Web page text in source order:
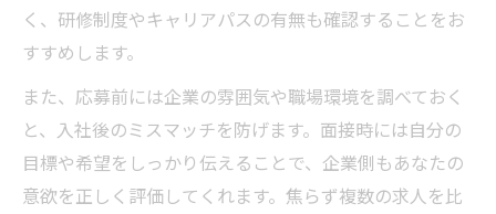
く、研修制度やキャリアパスの有無も確認することをお
すすめします。
また、応募前には企業の雰囲気や職場環境を調べておく
と、入社後のミスマッチを防げます。面接時には自分の
目標や希望をしっかり伝えることで、企業側もあなたの
意欲を正しく評価してくれます。焦らず複数の求人を比